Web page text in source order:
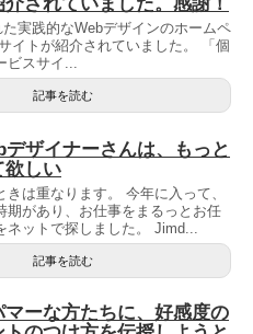
た実践的なWebデザインのホームペ
イトが紹介されていました。 「個
ビスサイ...
記事を読む
デザイナーさんは、もっと
欲しい
きは重なります。 今年に入って、
期があり、お仕事をまるっとお任
ネットで探しました。 Jimd...
記事を読む
マーな方たちに、好感度の